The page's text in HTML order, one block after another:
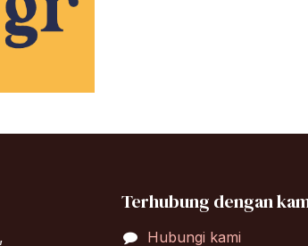
Terhubung dengan
Hubungi kami